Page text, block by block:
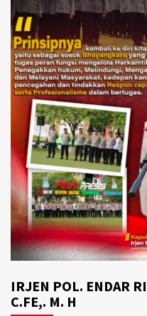
IRJEN POL. ENDAR
C.FE,. M. H